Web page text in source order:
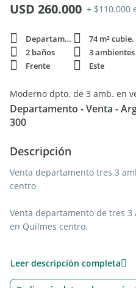
USD 260.000 + $110.000
Departamento 74 m² cubie.
2 baños
3 ambientes
Frente
Este
Departamento - Venta -
300
Descripción
Venta departamento tres 3
centro
Venta departamento de tres
en Quilmes centro.
Cuenta con un living comedor
luminoso con ventanal de piso
Leer descripción completa